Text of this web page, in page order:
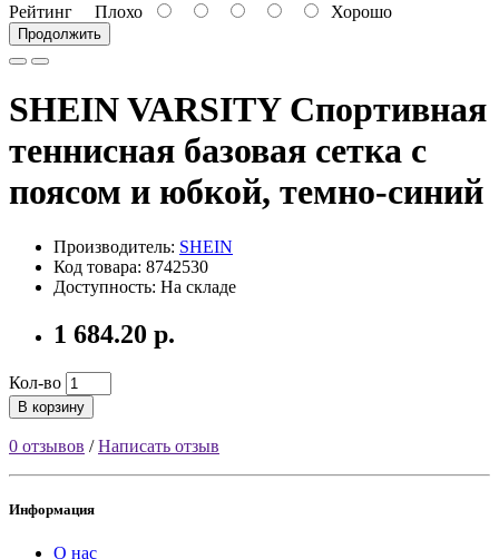
Рейтинг Плохо Хорошо
Продолжить
SHEIN VARSITY Спортивная
теннисная базовая сетка с
поясом и юбкой, темно-синий
Производитель: SHEIN
Код товара: 8742530
Доступность: На складе
1 684.20 р.
Кол-во
В корзину
0 отзывов /Написать отзыв
Информация
О нас